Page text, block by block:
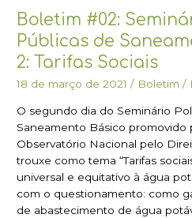
Boletim #02:
Públicas de
2: Tarifas Sociais
18 de março de 2021/ Boletim /
O segundo dia do Seminário
Saneamento Básico promovido
Observatório Nacional pelo
trouxe como tema “Tarifas
universal e equitativo à água
com o questionamento: como
de abastecimento de água